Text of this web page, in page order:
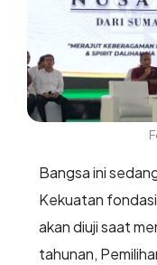
Bangsa ini
Kekuatan
akan diuji saat
tahunan,